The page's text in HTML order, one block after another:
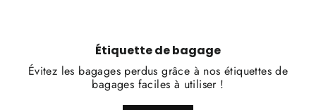
Étiquette de bagage
Évitez les bagages perdus grâce à nos étiquettes de
bagages faciles à utiliser !